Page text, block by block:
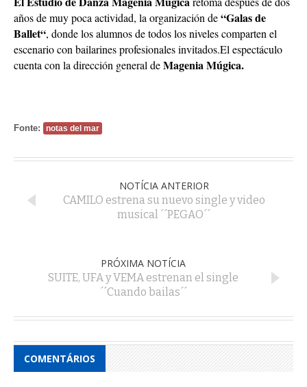
años de muy poca actividad, la organización de“Galas de
Ballet“, donde los alumnos de todos los niveles comparten el
escenario con bailarines profesionales invitados.El espectáculo
cuenta con la dirección general deMagenia Múgica.
Fonte: notas del mar
NOTÍCIA ANTERIOR
CAMILO estrena su nuevo single y video
musical ´´PEGAO´´
PRÓXIMA NOTÍCIA
SUITE, UFA y VEMA estrenan el single
´´Cuando bailas´´
COMENTÁRIOS